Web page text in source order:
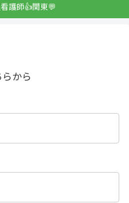
護師👍関東💬
から